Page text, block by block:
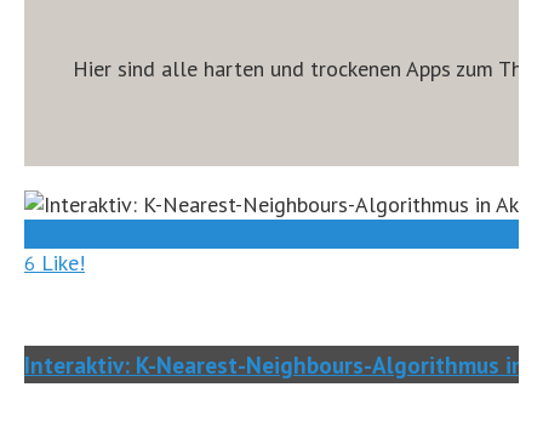
Hier sind alle harten und trockenen Apps zum
6 Like!
Interaktiv: K-Nearest-Neighbours-Algorithmus in